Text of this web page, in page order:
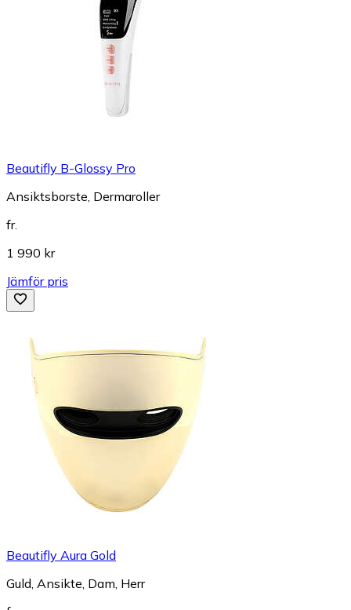
Beautifly B-Glossy Pro
Ansiktsborste, Dermaroller
fr.
1 990 kr
Jämför pris
Beautifly Aura Gold
Guld, Ansikte, Dam, Herr